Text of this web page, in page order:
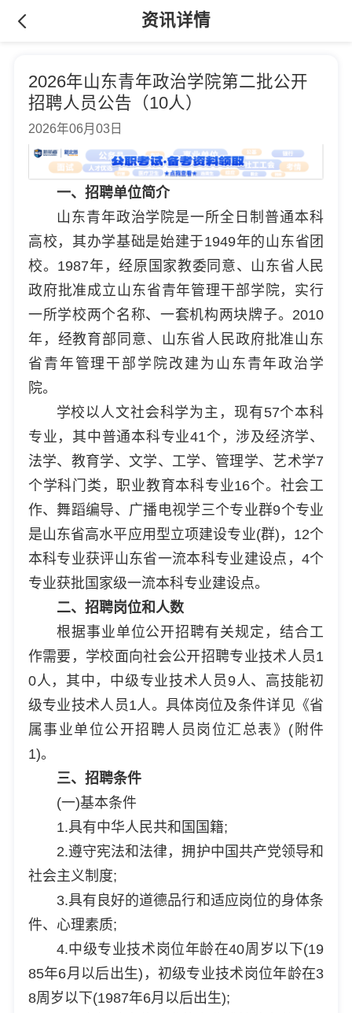
资讯详情
2026年山东青年政治学院第二批公开
招聘人员公告（10人）
2026年06月03日
一、招聘单位简介
山东青年政治学院是一所全日制普通本科
高校，其办学基础是始建于1949年的山东省团
校。1987年，经原国家教委同意、山东省人民
政府批准成立山东省青年管理干部学院，实行
一所学校两个名称、一套机构两块牌子。2010
年，经教育部同意、山东省人民政府批准山东
省青年管理干部学院改建为山东青年政治学
院。
学校以人文社会科学为主，现有57个本科
专业，其中普通本科专业41个，涉及经济学、
法学、教育学、文学、工学、管理学、艺术学7
个学科门类，职业教育本科专业16个。社会工
作、舞蹈编导、广播电视学三个专业群9个专业
是山东省高水平应用型立项建设专业(群)，12个
本科专业获评山东省一流本科专业建设点，4个
专业获批国家级一流本科专业建设点。
二、招聘岗位和人数
根据事业单位公开招聘有关规定，结合工
作需要，学校面向社会公开招聘专业技术人员1
0人，其中，中级专业技术人员9人、高技能初
级专业技术人员1人。具体岗位及条件详见《省
属事业单位公开招聘人员岗位汇总表》(附件
1)。
三、招聘条件
(一)基本条件
1.具有中华人民共和国国籍;
2.遵守宪法和法律，拥护中国共产党领导和
社会主义制度;
3.具有良好的道德品行和适应岗位的身体条
件、心理素质;
4.中级专业技术岗位年龄在40周岁以下(19
85年6月以后出生)，初级专业技术岗位年龄在3
8周岁以下(1987年6月以后出生);